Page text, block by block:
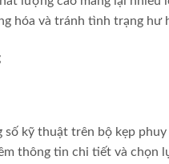
hóa và tránh tình trạng hư
số kỹ thuật trên bộ kẹp
thông tin chi tiết và chọn